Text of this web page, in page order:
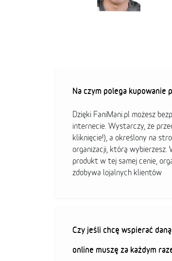
Na czym polega kupowanie
Dzięki FaniMani.pl możesz
internecie. Wystarczy, że
kliknięcie!), a określony na
organizacji, którą wybierzesz.
produkt w tej samej cenie,
zdobywa lojalnych klientów
Czy jeśli chcę wspierać
online muszę za każdym